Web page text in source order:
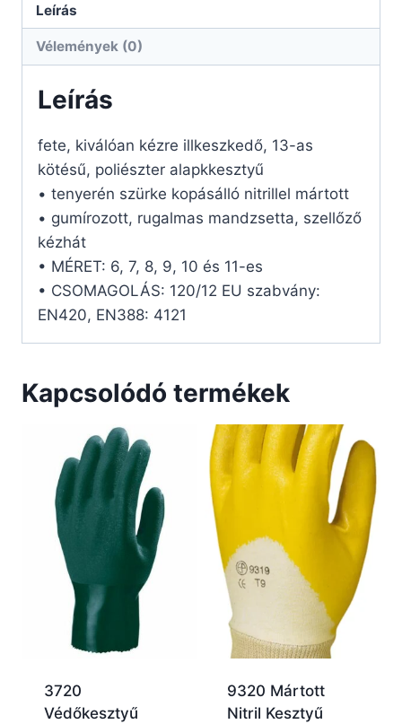
Leírás
Vélemények (0)
Leírás
fete, kiválóan kézre illkeszkedő, 13-as
kötésű, poliészter alapkkesztyű
• tenyerén szürke kopásálló nitrillel mártott
• gumírozott, rugalmas mandzsetta, szellőző
kézhát
• MÉRET: 6, 7, 8, 9, 10 és 11-es
• CSOMAGOLÁS: 120/12 EU szabvány:
EN420, EN388: 4121
Kapcsolódó termékek
3720
Védőkesztyű
9320 Mártott
Nitril Kesztyű